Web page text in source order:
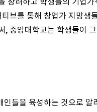
장려하고 학생들의 기업
브를 통해 창업가 지망생
중앙대학교는 학생들이
들을 육성하는 것으로 알